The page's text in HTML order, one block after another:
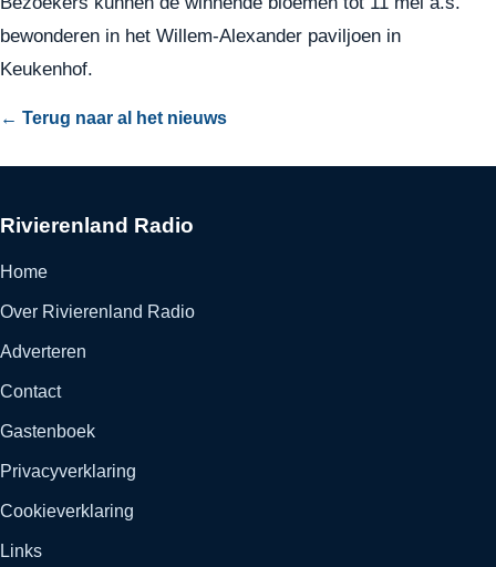
bewonderen in het Willem-Alexander paviljoen in
Keukenhof.
← Terug naar al het nieuws
Rivierenland Radio
Home
Over Rivierenland Radio
Adverteren
Contact
Gastenboek
Privacyverklaring
Cookieverklaring
Links